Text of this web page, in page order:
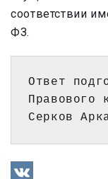
соответствии
ФЗ.
Ответ
Правового
Серков